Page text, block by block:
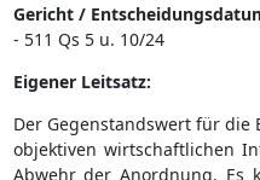
Gericht /
- 511 Qs 5 u. 10/24
Eigener Leitsatz:
Der Gegenstandswert für
objektiven wirtschaftlichen
Abwehr der Anordnung. Es